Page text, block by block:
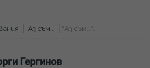
Аз съм... "Аз съм..."...
Гергинов